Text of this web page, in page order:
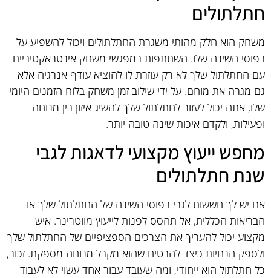
חתלתולים
משחק הוא חלק מהותי משגרת החתלתולים ויכול להשפיע על
דפוסי השינה שלו. השתתפות במפגשי משחק אינטראקטיביים
עם החתלתול שלך לא רק עוזרת לו להוציא עודף אנרגיה אלא
גם מגרה את מוחם. על ידי שילוב זמן משחק בלוח הזמנים היומי
שלו, אתה יכול לעזור לחתלתול שלך להשיג איזון בין מנוחה
ופעילות, ולקדם איכות שינה טובה יותר.
מחפש ייעוץ מקצועי לדאגות לגבי
שנת חתלתולים
אם יש לך חששות לגבי דפוסי השינה של החתלתול שלך או
הבריאות הכללית, אל תהסס לפנות לייעוץ מווטרינר. איש
מקצוע יכול להעריך את הצרכים הספציפיים של החתלתול שלך
ולספק הנחיות כיצד להבטיח שהוא מקבל מנוחה מספקת. זכור,
כל חתלתול הוא ייחודי, ומה שעובד עבור אחד עשוי לא לעבוד